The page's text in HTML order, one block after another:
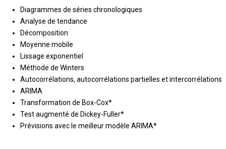
Diagrammes de séries chronologiques
Analyse de tendance
Décomposition
Moyenne mobile
Lissage exponentiel
Méthode de Winters
Autocorrélations, autocorrélations partielles et intercorrélations
ARIMA
Transformation de Box-Cox*
Test augmenté de Dickey-Fuller*
Prévisions avec le meilleur modèle ARIMA*